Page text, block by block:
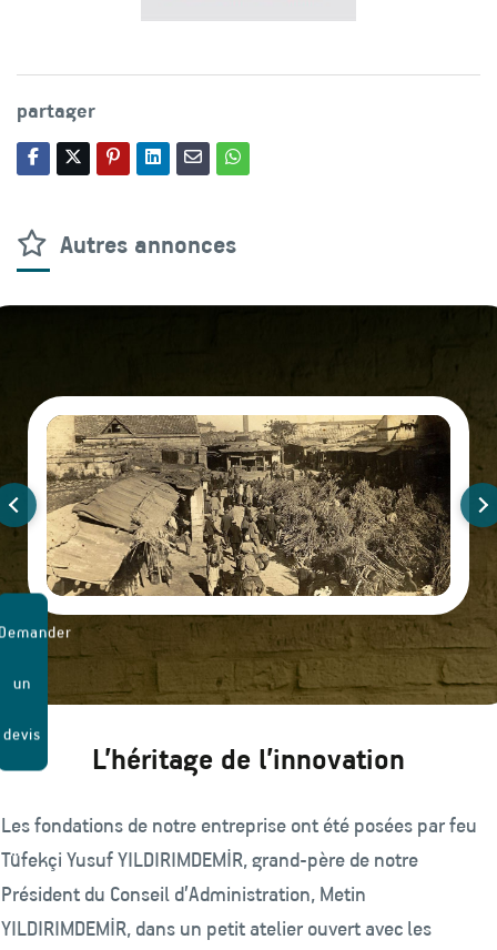
partager
Autres annonces
L’héritage de l’innovation
Les fondations de notre entreprise ont été posées par feu
Tüfekçi Yusuf YILDIRIMDEMİR, grand-père de notre
Président du Conseil d’Administration, Metin
YILDIRIMDEMİR, dans un petit atelier ouvert avec les
un
devis